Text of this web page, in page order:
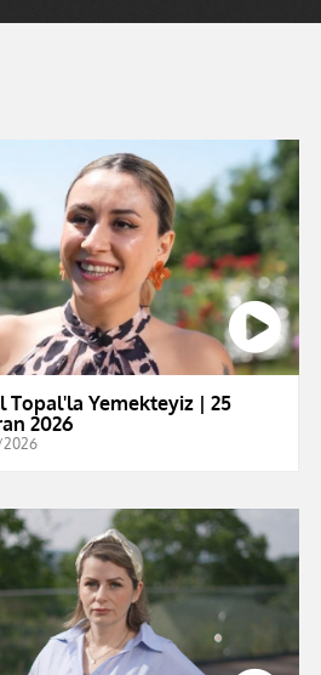
Topal'la Yemekteyiz | 25
2026